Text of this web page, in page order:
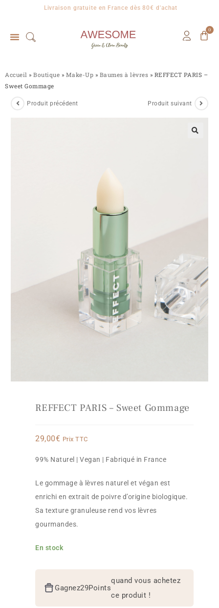
Livraison gratuite en France dès 80€ d'achat
0
Accueil » Boutique » Make-Up » Baumes à lèvres » REFFECT PARIS –
Sweet Gommage
Produit précédent Produit suivant
REFFECT PARIS – Sweet Gommage
29,00€ Prix TTC
99% Naturel | Vegan | Fabriqué in France
Le gommage à lèvres naturel et végan est
enrichi en extrait de poivre d’origine biologique.
Sa texture granuleuse rend vos lèvres
gourmandes.
En stock
Gagnez29Points
quand vous achetez
ce produit !